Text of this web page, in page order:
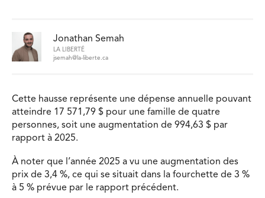
Jonathan Semah
LA LIBERTÉ
jsemah@la-liberte.ca
Cette hausse représente une dépense annuelle pouvant
atteindre 17 571,79 $ pour une famille de quatre
personnes, soit une augmentation de 994,63 $ par
rapport à 2025.
À noter que l’année 2025 a vu une augmentation des
prix de 3,4 %, ce qui se situait dans la fourchette de 3 %
à 5 % prévue par le rapport précédent.